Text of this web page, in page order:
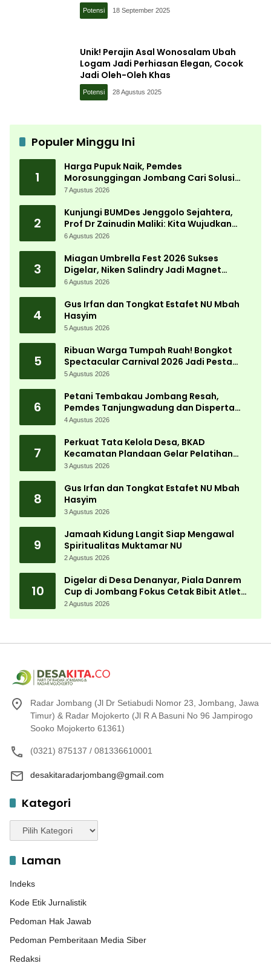
Potensi 18 September 2025
Unik! Perajin Asal Wonosalam Ubah
Logam Jadi Perhiasan Elegan, Cocok
Jadi Oleh-Oleh Khas
Potensi 28 Agustus 2025
Populer Minggu Ini
1
Harga Pupuk Naik, Pemdes
Morosunggingan Jombang Cari Solusi
Lewat Kajian Akademik
7 Agustus 2026
2
Kunjungi BUMDes Jenggolo Sejahtera,
Prof Dr Zainudin Maliki: Kita Wujudkan
Kemandirian Ekonomi dengan Potensi
6 Agustus 2026
3
Miagan Umbrella Fest 2026 Sukses
Digelar, Niken Salindry Jadi Magnet
Ribuan Pengunjung
6 Agustus 2026
4
Gus Irfan dan Tongkat Estafet NU Mbah
Hasyim
5 Agustus 2026
5
Ribuan Warga Tumpah Ruah! Bongkot
Spectacular Carnival 2026 Jadi Pesta
Kemerdekaan Terbesar di Peterongan
5 Agustus 2026
6
Petani Tembakau Jombang Resah,
Pemdes Tanjungwadung dan Disperta
Bergerak Cepat
4 Agustus 2026
7
Perkuat Tata Kelola Desa, BKAD
Kecamatan Plandaan Gelar Pelatihan
Aparatur Pemdes
3 Agustus 2026
8
Gus Irfan dan Tongkat Estafet NU Mbah
Hasyim
3 Agustus 2026
9
Jamaah Kidung Langit Siap Mengawal
Spiritualitas Muktamar NU
2 Agustus 2026
10
Digelar di Desa Denanyar, Piala Danrem
Cup di Jombang Fokus Cetak Bibit Atlet
Menembak Berprestasi
2 Agustus 2026
Radar Jombang (Jl Dr Setiabudi Nomor 23, Jombang, Jawa
Timur) & Radar Mojokerto (Jl R A Basuni No 96 Jampirogo
Sooko Mojokerto 61361)
(0321) 875137 / 081336610001
desakitaradarjombang@gmail.com
Kategori
Kategori
Laman
Indeks
Kode Etik Jurnalistik
Pedoman Hak Jawab
Pedoman Pemberitaan Media Siber
Redaksi